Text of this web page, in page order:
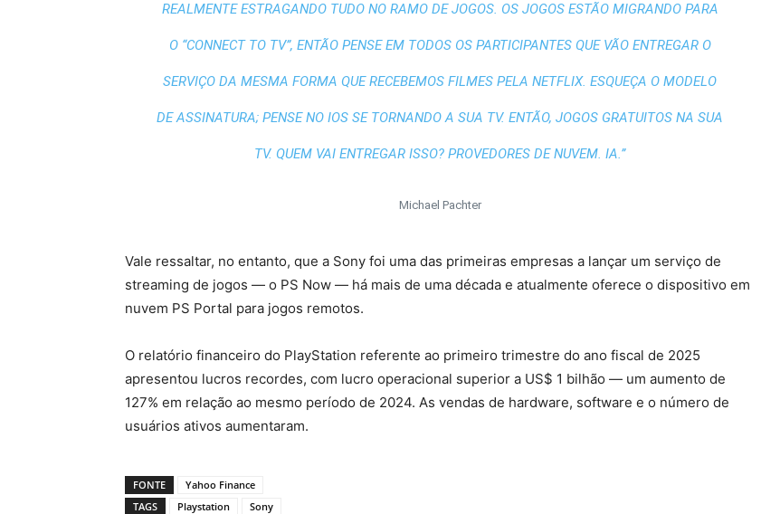
REALMENTE ESTRAGANDO TUDO NO RAMO DE JOGOS. OS JOGOS ESTÃO MIGRANDO PARA
O “CONNECT TO TV”, ENTÃO PENSE EM TODOS OS PARTICIPANTES QUE VÃO ENTREGAR O
SERVIÇO DA MESMA FORMA QUE RECEBEMOS FILMES PELA NETFLIX. ESQUEÇA O MODELO
DE ASSINATURA; PENSE NO IOS SE TORNANDO A SUA TV. ENTÃO, JOGOS GRATUITOS NA SUA
TV. QUEM VAI ENTREGAR ISSO? PROVEDORES DE NUVEM. IA.”
Michael Pachter
Vale ressaltar, no entanto, que a Sony foi uma das primeiras empresas a lançar um serviço de
streaming de jogos — o PS Now — há mais de uma década e atualmente oferece o dispositivo em
nuvem PS Portal para jogos remotos.
O relatório financeiro do PlayStation referente ao primeiro trimestre do ano fiscal de 2025
apresentou lucros recordes, com lucro operacional superior a US$ 1 bilhão — um aumento de
127% em relação ao mesmo período de 2024. As vendas de hardware, software e o número de
usuários ativos aumentaram.
FONTE
Yahoo Finance
TAGS
Playstation Sony